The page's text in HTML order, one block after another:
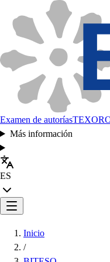
Examen de autorías
Más información
ES
Inicio
/